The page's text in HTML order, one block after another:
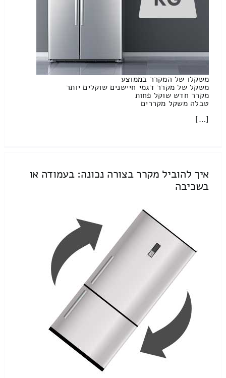
משקלו של המקרר בממוצע
משקל של מקרר דגמי חיישנים שוקלים יותר
מקרר חדש שוקל פחות
טבלה משקל מקררים
[…]
איך להוביל מקרר בצורה נכונה: בעמודה או
בשכיבה